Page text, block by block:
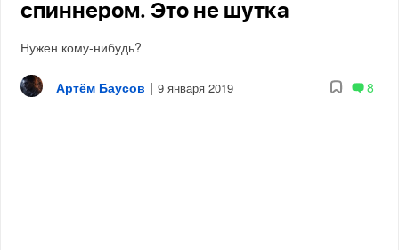
спиннером. Это не шутка
Нужен кому-нибудь?
Артём Баусов | 9 января 2019 8